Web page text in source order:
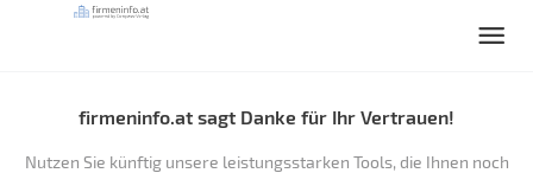
firmeninfo.at sagt Danke für Ihr Vertrauen!
Nutzen Sie künftig unsere leistungsstarken Tools, die Ihnen noch